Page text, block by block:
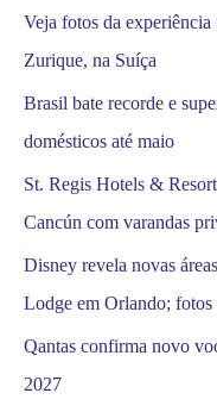
Veja fotos da
Zurique, na Suíça
Brasil bate recorde e
domésticos até maio
St. Regis Hotels &
Cancún com varandas
Disney revela novas
Lodge em Orlando; fotos
Qantas confirma novo
2027